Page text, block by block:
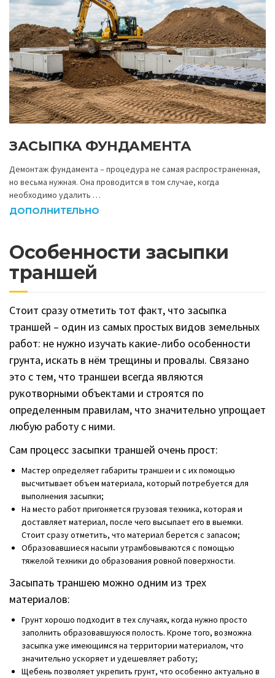
ЗАСЫПКА ФУНДАМЕНТА
Демонтаж фундамента – процедура не самая распространенная,
но весьма нужная. Она проводится в том случае, когда
необходимо удалить …
ДОПОЛНИТЕЛЬНО
Особенности засыпки
траншей
Стоит сразу отметить тот факт, что засыпка
траншей – один из самых простых видов земельных
работ: не нужно изучать какие-либо особенности
грунта, искать в нём трещины и провалы. Связано
это с тем, что траншеи всегда являются
рукотворными объектами и строятся по
определенным правилам, что значительно упрощает
любую работу с ними.
Сам процесс засыпки траншей очень прост:
Мастер определяет габариты траншеи и с их помощью
высчитывает объем материала, который потребуется для
выполнения засыпки;
На место работ пригоняется грузовая техника, которая и
доставляет материал, после чего высыпает его в выемки.
Стоит сразу отметить, что материал берется с запасом;
Образовавшиеся насыпи утрамбовываются с помощью
тяжелой техники до образования ровной поверхности.
Засыпать траншею можно одним из трех
материалов:
Грунт хорошо подходит в тех случаях, когда нужно просто
заполнить образовавшуюся полость. Кроме того, возможна
засыпка уже имеющимся на территории материалом, что
значительно ускоряет и удешевляет работу;
Щебень позволяет укрепить грунт, что особенно актуально в